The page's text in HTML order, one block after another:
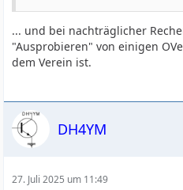
... und bei nachträglicher
"Ausprobieren" von einigen
dem Verein ist.
DH4YM
27. Juli 2025 um 11:49